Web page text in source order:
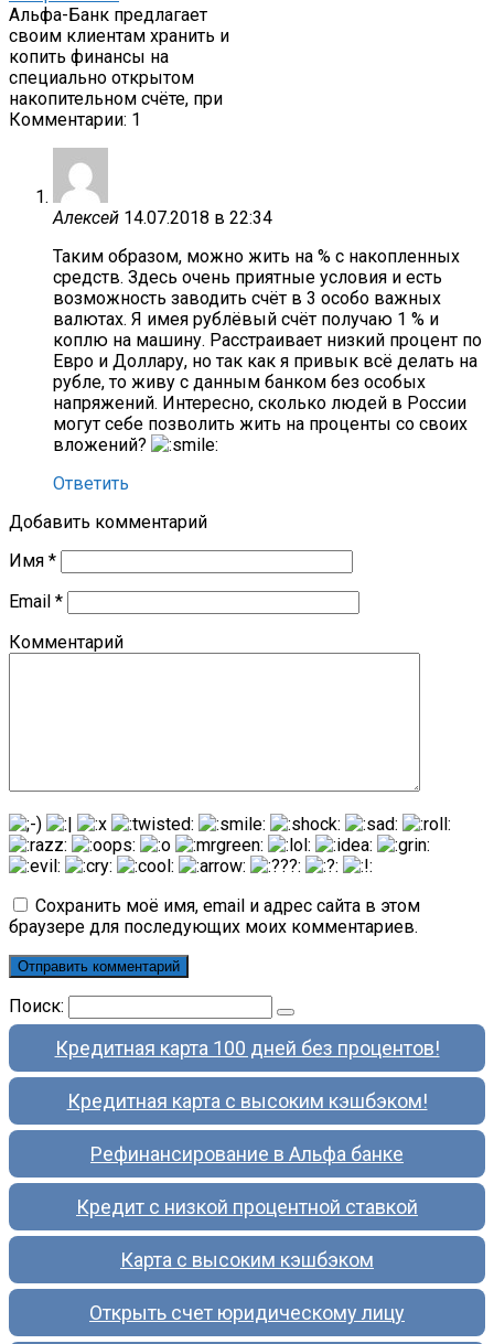
Альфа-Банк предлагает
своим клиентам хранить и
копить финансы на
специально открытом
накопительном счёте, при
Комментарии: 1
Алексей 14.07.2018 в 22:34
Таким образом, можно жить на % с накопленных
средств. Здесь очень приятные условия и есть
возможность заводить счёт в 3 особо важных
валютах. Я имея рублёвый счёт получаю 1 % и
коплю на машину. Расстраивает низкий процент по
Евро и Доллару, но так как я привык всё делать на
рубле, то живу с данным банком без особых
напряжений. Интересно, сколько людей в России
могут себе позволить жить на проценты со своих
вложений?
Ответить
Добавить комментарий
Имя *
Email *
Комментарий
Сохранить моё имя, email и адрес сайта в этом
браузере для последующих моих комментариев.
Поиск:
Кредитная карта 100 дней без процентов!
Кредитная карта с высоким кэшбэком!
Рефинансирование в Альфа банке
Кредит с низкой процентной ставкой
Карта с высоким кэшбэком
Открыть счет юридическому лицу